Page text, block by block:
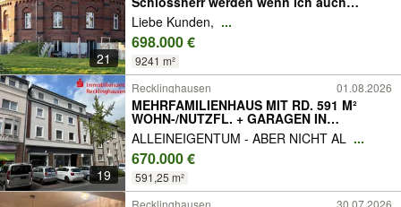
21
Turmherr auf Erbpacht werden kann
Liebe Kunden, ...
698.000 €
9241 m²
19
Recklinghausen 01.08.2026
MEHRFAMILIENHAUS MIT RD. 591 M²
WOHN-/NUTZFL. + GARAGEN IN
RECKLINGHAUSEN!
ALLEINEIGENTUM - ABER NICHT AL ...
670.000 €
591,25 m²
Recklinghausen 30.07.2026